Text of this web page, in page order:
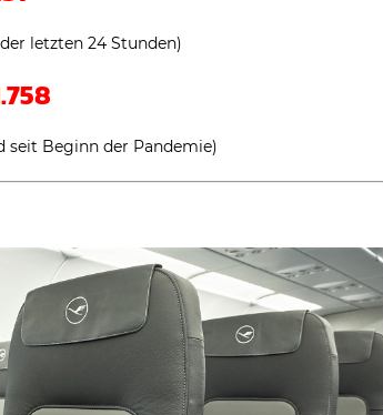
letzten 24 Stunden)
seit Beginn der Pandemie)